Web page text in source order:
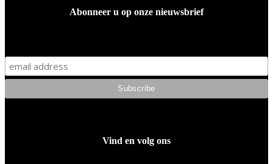
Abonneer u op onze nieuwsbrief
Vind en volg ons